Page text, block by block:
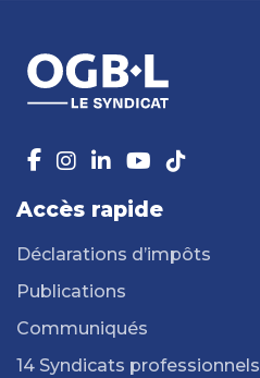
Accès rapide
Déclarations d’impôts
Publications
Communiqués
14 Syndicats professionnels